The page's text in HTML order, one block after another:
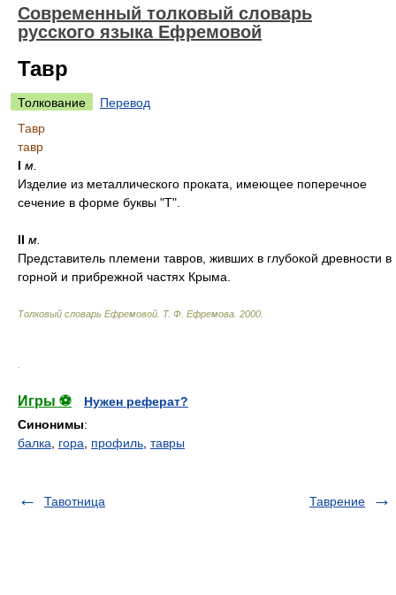
Современный толковый словарь
русского языка Ефремовой
Тавр
Толкование
Перевод
Тавр
тавр
I м.
Изделие из металлического проката, имеющее поперечное
сечение в форме буквы "Т".
II м.
Представитель племени тавров, живших в глубокой древности в
горной и прибрежной частях Крыма.
Толковый словарь Ефремовой Т. Ф. Ефремова. 2000
Игры ⚽
Нужен реферат?
Синонимы:
балка
гора профиль тавры
Тавотница Таврение